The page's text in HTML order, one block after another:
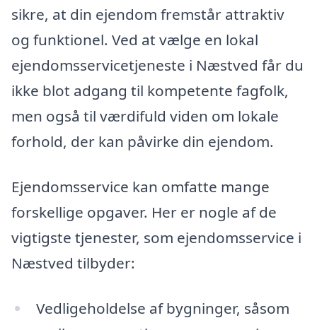
sikre, at din ejendom fremstår attraktiv
og funktionel. Ved at vælge en lokal
ejendomsservicetjeneste i Næstved får du
ikke blot adgang til kompetente fagfolk,
men også til værdifuld viden om lokale
forhold, der kan påvirke din ejendom.
Ejendomsservice kan omfatte mange
forskellige opgaver. Her er nogle af de
vigtigste tjenester, som ejendomsservice i
Næstved tilbyder:
Vedligeholdelse af bygninger, såsom